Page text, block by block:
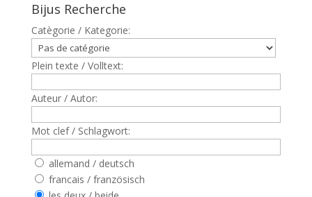
Bijus Recherche
Catègorie / Kategorie:
Plein texte / Volltext:
Auteur / Autor:
Mot clef / Schlagwort:
allemand / deutsch
francais / französisch